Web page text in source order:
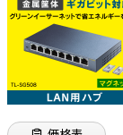
その他
e431オリジナル
暑さ対策
販売終了品